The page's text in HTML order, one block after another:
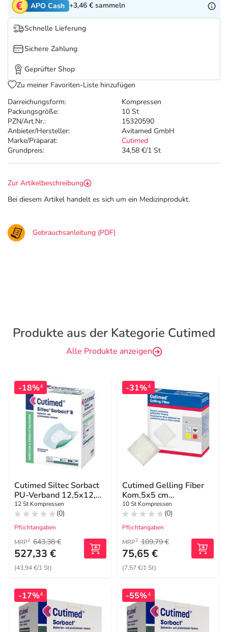
Tierapotheke
Marken
Salus Deals
Darreichungsform:
Kompressen
Packungsgröße:
10 St
PZN/Art.Nr.:
15320590
Anbieter/Hersteller:
Avitamed GmbH
Marke/Präparat:
Cutimed
Grundpreis:
34,58 €/1 St
APO Cash +3,46 € sammeln
Schnelle Lieferung
Sichere Zahlung
Geprüfter Shop
Zu meiner Favoriten-Liste hinzufügen
Zur Artikelbeschreibung
Bei diesem Artikel handelt es sich um ein Medizinprodukt.
Gebrauchsanleitung (PDF)
Produkte aus der Kategorie Cutimed
Alle Produkte anzeigen
-18%4
Cutimed Siltec Sorbact
PU-Verband 12,5x12,5
cm
12 St Kompressen
(0)
Pflichtangaben
MRP2 643,38 €
527,33 €
(43,94 €/1 St)
-31%4
Cutimed Gelling Fiber
Kom.5x5 cm
Hydrofaserverband
10 St Kompressen
(0)
Pflichtangaben
MRP2 109,79 €
75,65 €
(7,57 €/1 St)
-17%4 -55%4